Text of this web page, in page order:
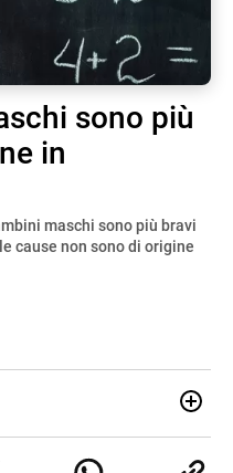
sono più
in
maschi sono più bravi
cause non sono di origine